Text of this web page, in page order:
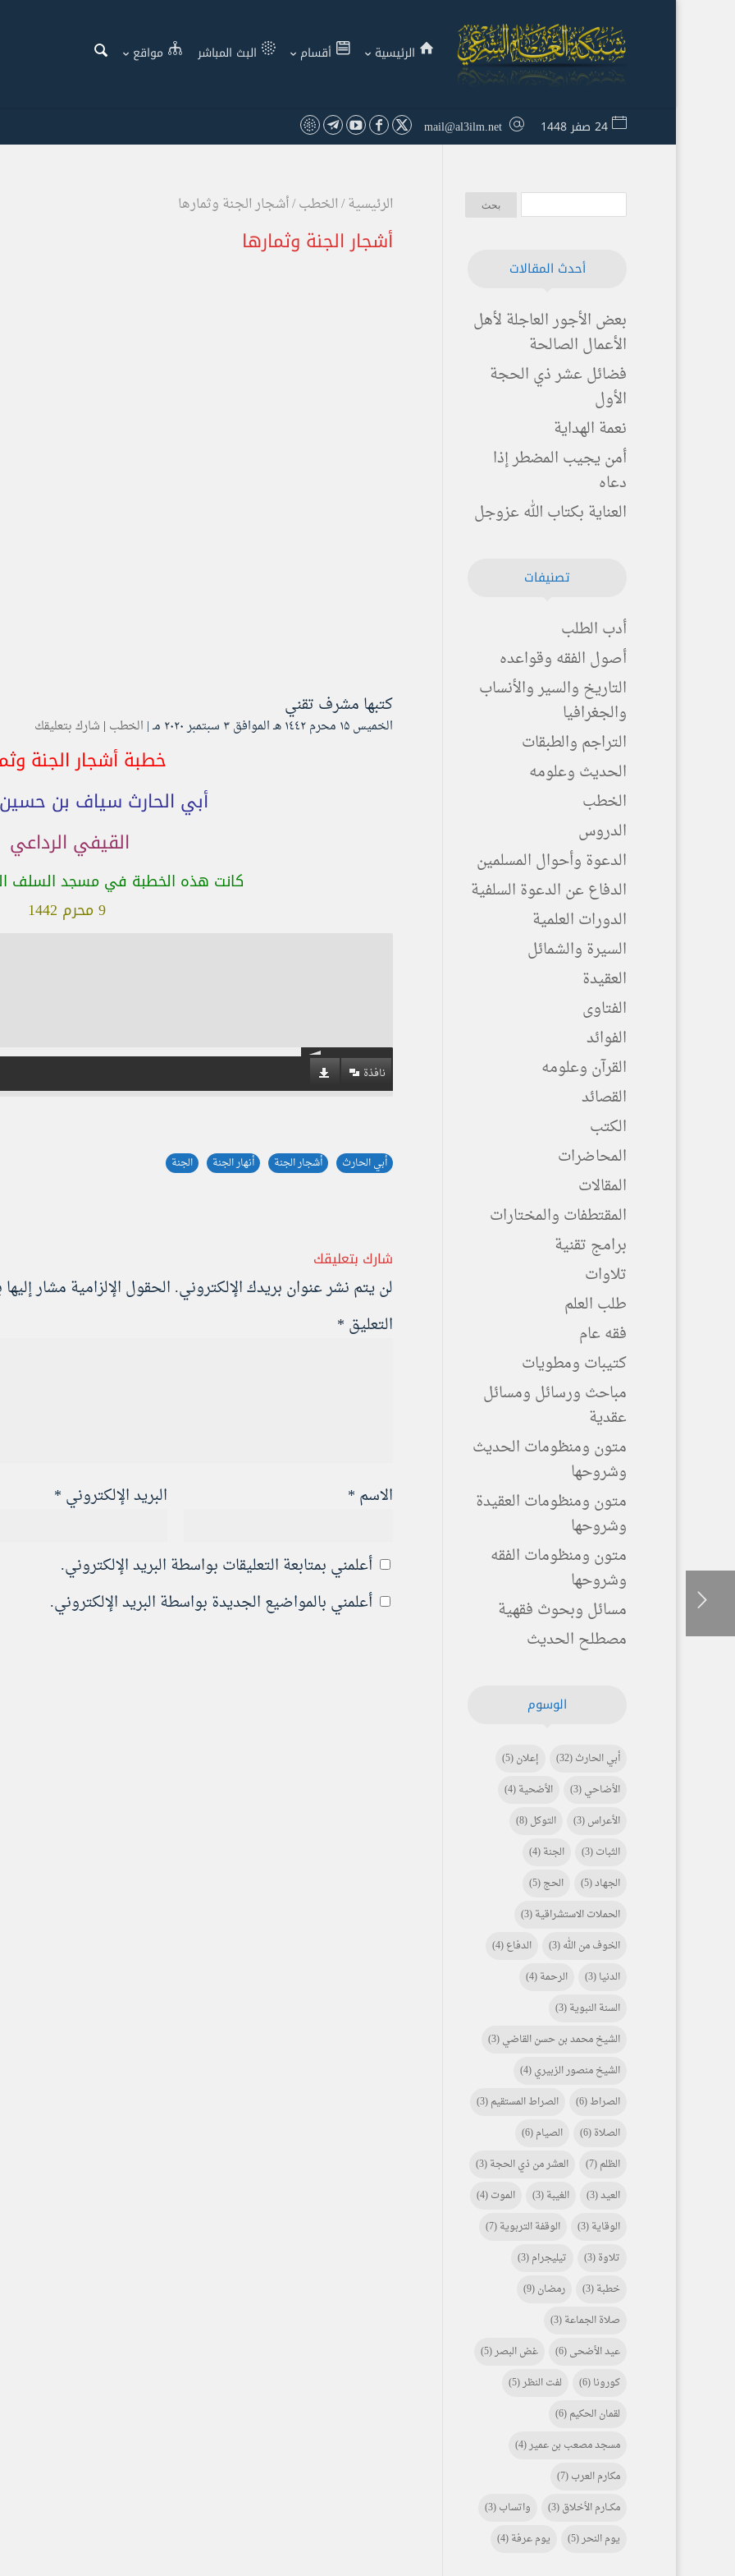
الرئيسية أقسام البث المباشر مواقع
24 صفر 1448 mail@al3ilm.net
الرئيسية/الخطب/أشجار الجنة وثمارها
أشجار الجنة وثمارها
كتبها مشرف تقني
الخميس ۱۵ محرم ۱٤٤۲ هـ الموافق ۳ سبتمبر ۲۰۲۰ مـ | الخطب | شارك بتعليقك
خطبة أشجار الجنة
أبي الحارث سياف بن
القيفي الرداعي
كانت هذه الخطبة في مسجد السلف
9 محرم 1442
نافذة
أبي الحارث أشجار الجنة أنهار الجنة الجنة
شارك بتعليقك
لن يتم نشر عنوان بريدك الإلكتروني. الحقول الإلزامية مشار إليها
التعليق *
الاسم * البريد الإلكتروني *
أعلمني بمتابعة التعليقات بواسطة البريد الإلكتروني.
أعلمني بالمواضيع الجديدة بواسطة البريد الإلكتروني.
أحدث المقالات
بعض الأجور العاجلة لأهل
الأعمال الصالحة
فضائل عشر ذي الحجة
الأول
نعمة الهداية
أمن يجيب المضطر إذا
دعاه
العناية بكتاب الله عزوجل
تصنيفات
أدب الطلب
أصول الفقه وقواعده
التاريخ والسير والأنساب
والجغرافيا
التراجم والطبقات
الحديث وعلومه
الخطب
الدروس
الدعوة وأحوال المسلمين
الدفاع عن الدعوة السلفية
الدورات العلمية
السيرة والشمائل
العقيدة
الفتاوى
الفوائد
القرآن وعلومه
القصائد
الكتب
المحاضرات
المقالات
المقتطفات والمختارات
برامج تقنية
تلاوات
طلب العلم
فقه عام
كتيبات ومطويات
مباحث ورسائل ومسائل
عقدية
متون ومنظومات الحديث
وشروحها
متون ومنظومات العقيدة
وشروحها
متون ومنظومات الفقه
وشروحها
مسائل وبحوث فقهية
مصطلح الحديث
الوسوم
أبي الحارث(32) إعلان(5)
الأضاحي(3) الأضحية(4)
الأعراس(3) التوكل(8)
الثبات(3) الجنة(4)
الجهاد(5) الحج(5)
الحملات الاستشراقية(3)
الخوف من الله(3) الدفاع(4)
الدنيا(3) الرحمة(4)
السنة النبوية(3)
الشيخ محمد بن حسن القاضي(3)
الشيخ منصور الزبيري(4)
الصراط(6) الصراط المستقيم(3)
الصلاة(6) الصيام(6)
الظلم(7) العشر من ذي الحجة(3)
العيد(3) الغيبة(3) الموت(4)
الوقاية(3) الوقفة التربوية(7)
تلاوة(3) تيليجرام(3)
خطبة(3) رمضان(9)
صلاة الجماعة(3)
عيد الأضحى(6) غض البصر(5)
كورونا(6) لفت النظر(5)
لقمان الحكيم(6)
مسجد مصعب بن عمير(4)
مكارم العرب(7)
مكـــارم الأخلاق(3) واتساب(3)
يوم النحر(5) يوم عرفة(4)